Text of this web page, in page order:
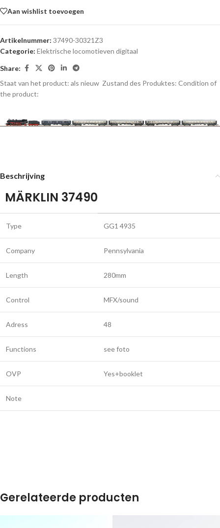
Aan wishlist toevoegen
Artikelnummer: 37490-30321Z3
Categorie: Elektrische locomotieven digitaal
Share:
Staat van het product: als nieuw Zustand des Produktes: Condition of
the product:
Beschrijving
MÄRKLIN 37490
Type GG1 4935
Company Pennsylvania
Length 280mm
Control MFX/sound
Adress 48
Functions see foto
OVP Yes+booklet
Note
Gerelateerde producten